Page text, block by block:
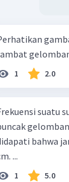
gambar
1 2.0
suatu
bahwa
...
1 5.0